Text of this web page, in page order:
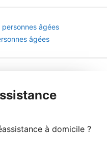
âgées
âgées
à domicile ?